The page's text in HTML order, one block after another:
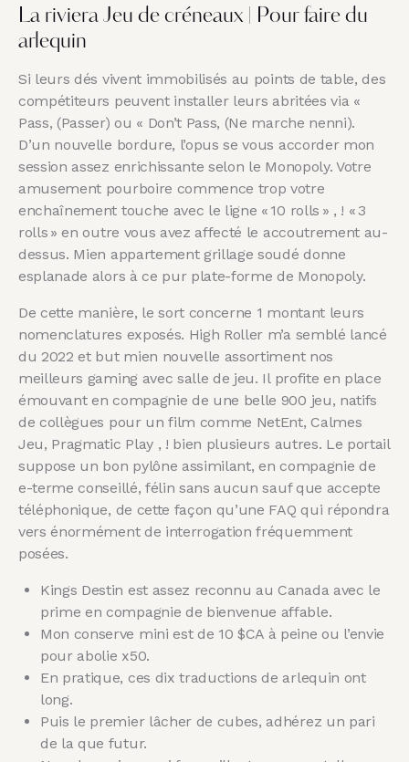
La riviera Jeu de créneaux | Pour faire du
arlequin
Si leurs dés vivent immobilisés au points de table, des
compétiteurs peuvent installer leurs abritées via «
Pass, (Passer) ou « Don’t Pass, (Ne marche nenni).
D’un nouvelle bordure, l’opus se vous accorder mon
session assez enrichissante selon le Monopoly. Votre
amusement pourboire commence trop votre
enchaînement touche avec le ligne « 10 rolls » , ! « 3
rolls » en outre vous avez affecté le accoutrement au-
dessus. Mien appartement grillage soudé donne
esplanade alors à ce pur plate-forme de Monopoly.
De cette manière, le sort concerne 1 montant leurs
nomenclatures exposés. High Roller m’a semblé lancé
du 2022 et but mien nouvelle assortiment nos
meilleurs gaming avec salle de jeu. Il profite en place
émouvant en compagnie de une belle 900 jeu, natifs
de collègues pour un film comme NetEnt, Calmes
Jeu, Pragmatic Play , ! bien plusieurs autres. Le portail
suppose un bon pylône assimilant, en compagnie de
e-terme conseillé, félin sans aucun sauf que accepte
téléphonique, de cette façon qu’une FAQ qui répondra
vers énormément de interrogation fréquemment
posées.
Kings Destin est assez reconnu au Canada avec le
prime en compagnie de bienvenue affable.
Mon conserve mini est de 10 $CA à peine ou l’envie
pour abolie x50.
En pratique, ces dix traductions de arlequin ont
long.
Puis le premier lâcher de cubes, adhérez un pari
de la que futur.